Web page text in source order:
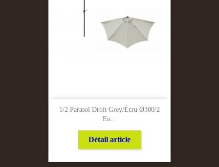
1/2 Parasol Droit Grey/Écru Ø300/2
En...
Détail article